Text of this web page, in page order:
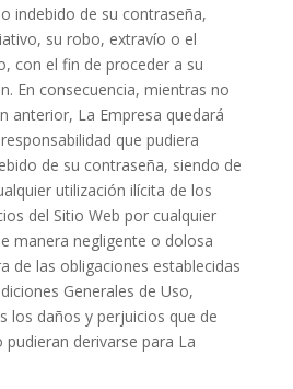
indebido de su contraseña,
su robo, extravío o el
con el fin de proceder a su
En consecuencia, mientras no
anterior, La Empresa quedará
que pudiera
de su contraseña, siendo de
utilización ilícita de los
del Sitio Web por cualquier
manera negligente o dolosa
de las obligaciones establecidas
Generales de Uso,
los daños y perjuicios que de
derivarse para La